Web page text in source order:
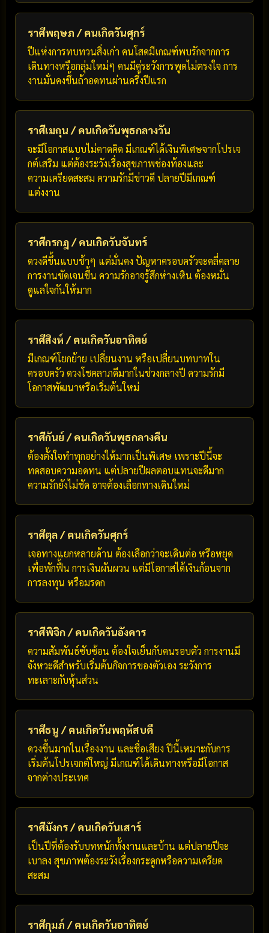
ราศีพฤษภ / คนเกิดวันศุกร์
ปีแห่งการทบทวนสิ่งเก่า คนโสดมีเกณฑ์พบรักจากการ
เดินทางหรือกลุ่มใหม่ๆ คนมีคู่ระวังการพูดไม่ตรงใจ การ
งานมั่นคงขึ้นถ้าอดทนผ่านครึ่งปีแรก
ราศีเมถุน / คนเกิดวันพุธกลางวัน
จะมีโอกาสแบบไม่คาดคิด มีเกณฑ์ได้เงินพิเศษจากโปรเจ
กต์เสริม แต่ต้องระวังเรื่องสุขภาพช่องท้องและ
ความเครียดสะสม ความรักมีข่าวดี ปลายปีมีเกณฑ์
แต่งงาน
ราศีกรกฎ / คนเกิดวันจันทร์
ดวงดีขึ้นแบบช้าๆ แต่มั่นคง ปัญหาครอบครัวจะคลี่คลาย
การงานชัดเจนขึ้น ความรักอาจรู้สึกห่างเหิน ต้องหมั่น
ดูแลใจกันให้มาก
ราศีสิงห์ / คนเกิดวันอาทิตย์
มีเกณฑ์โยกย้าย เปลี่ยนงาน หรือเปลี่ยนบทบาทใน
ครอบครัว ดวงโชคลาภดีมากในช่วงกลางปี ความรักมี
โอกาสพัฒนาหรือเริ่มต้นใหม่
ราศีกันย์ / คนเกิดวันพุธกลางคืน
ต้องตั้งใจทำทุกอย่างให้มากเป็นพิเศษ เพราะปีนี้จะ
ทดสอบความอดทน แต่ปลายปีผลตอบแทนจะดีมาก
ความรักยังไม่ชัด อาจต้องเลือกทางเดินใหม่
ราศีตุล / คนเกิดวันศุกร์
เจอทางแยกหลายด้าน ต้องเลือกว่าจะเดินต่อ หรือหยุด
เพื่อพักฟื้น การเงินผันผวน แต่มีโอกาสได้เงินก้อนจาก
การลงทุน หรือมรดก
ราศีพิจิก / คนเกิดวันอังคาร
ความสัมพันธ์ซับซ้อน ต้องใจเย็นกับคนรอบตัว การงานมี
จังหวะดีสำหรับเริ่มต้นกิจการของตัวเอง ระวังการ
ทะเลาะกับหุ้นส่วน
ราศีธนู / คนเกิดวันพฤหัสบดี
ดวงขึ้นมากในเรื่องงาน และชื่อเสียง ปีนี้เหมาะกับการ
เริ่มต้นโปรเจกต์ใหญ่ มีเกณฑ์ได้เดินทางหรือมีโอกาส
จากต่างประเทศ
ราศีมังกร / คนเกิดวันเสาร์
เป็นปีที่ต้องรับบทหนักทั้งงานและบ้าน แต่ปลายปีจะ
เบาลง สุขภาพต้องระวังเรื่องกระดูกหรือความเครียด
สะสม
ราศีกุมภ์ / คนเกิดวันอาทิตย์